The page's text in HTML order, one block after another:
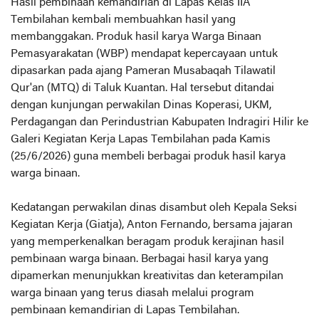
Hasil pembinaan kemandirian di Lapas Kelas IIA
Tembilahan kembali membuahkan hasil yang
membanggakan. Produk hasil karya Warga Binaan
Pemasyarakatan (WBP) mendapat kepercayaan untuk
dipasarkan pada ajang Pameran Musabaqah Tilawatil
Qur'an (MTQ) di Taluk Kuantan. Hal tersebut ditandai
dengan kunjungan perwakilan Dinas Koperasi, UKM,
Perdagangan dan Perindustrian Kabupaten Indragiri Hilir ke
Galeri Kegiatan Kerja Lapas Tembilahan pada Kamis
(25/6/2026) guna membeli berbagai produk hasil karya
warga binaan.
Kedatangan perwakilan dinas disambut oleh Kepala Seksi
Kegiatan Kerja (Giatja), Anton Fernando, bersama jajaran
yang memperkenalkan beragam produk kerajinan hasil
pembinaan warga binaan. Berbagai hasil karya yang
dipamerkan menunjukkan kreativitas dan keterampilan
warga binaan yang terus diasah melalui program
pembinaan kemandirian di Lapas Tembilahan.